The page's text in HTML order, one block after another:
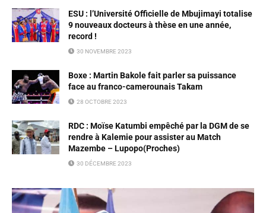
ESU : l’Université Officielle de Mbujimayi totalise
9 nouveaux docteurs à thèse en une année,
record !
30 NOVEMBRE 2023
Boxe : Martin Bakole fait parler sa puissance
face au franco-camerounais Takam
28 OCTOBRE 2023
RDC : Moïse Katumbi empêché par la DGM de se
rendre à Kalemie pour assister au Match
Mazembe – Lupopo(Proches)
30 DÉCEMBRE 2023